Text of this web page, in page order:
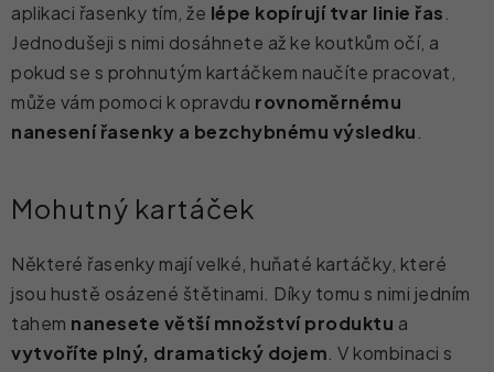
aplikaci řasenky tím, že lépe kopírují tvar linie řas.
Jednodušeji s nimi dosáhnete až ke koutkům očí, a
pokud se s prohnutým kartáčkem naučíte pracovat,
může vám pomoci k opravdu rovnoměrnému
nanesení řasenky a bezchybnému výsledku.
Mohutný kartáček
Některé řasenky mají velké, huňaté kartáčky, které
jsou hustě osázené štětinami. Díky tomu s nimi jedním
tahem nanesete větší množství produktu a
vytvoříte plný, dramatický dojem. V kombinaci s